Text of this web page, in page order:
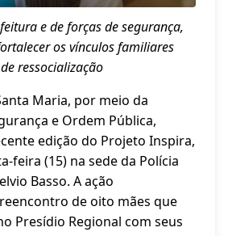
e de forças de segurança,
os vínculos familiares
ressocialização
Maria, por meio da
e Ordem Pública,
edição do Projeto Inspira,
feira (15) na sede da Polícia
Basso. A ação
de oito mães que
Presídio Regional com seus